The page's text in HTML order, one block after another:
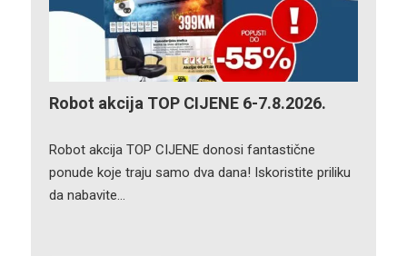
Robot akcija TOP CIJENE 6-7.8.2026.
Robot akcija TOP CIJENE donosi fantastične
ponude koje traju samo dva dana! Iskoristite priliku
da nabavite…